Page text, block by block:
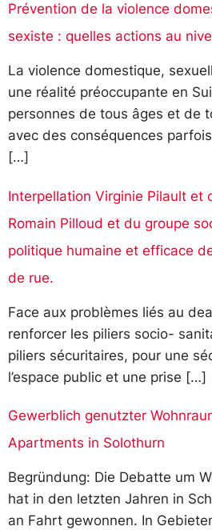
Prévention de la violence
sexiste : quelles actions au
La violence domestique,
une réalité préoccupante en
personnes de tous âges et de
avec des conséquences
[…]
Interpellation Virginie Pilault et
Romain Pilloud et du groupe
politique humaine et efficace
de rue.
Face aux problèmes liés au
renforcer les piliers socio-
piliers sécuritaires, pour une
l’espace public et une prise […]
Gewerblich genutzter
Apartments in Solothurn
Begründung: Die Debatte um
hat in den letzten Jahren in
an Fahrt gewonnen. In